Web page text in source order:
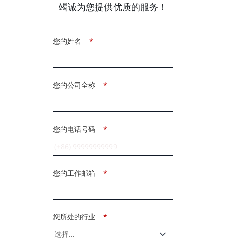
竭诚为您提供优质的服务！
*
您的姓名
*
您的公司全称
*
您的电话号码
*
您的工作邮箱
*
您所处的行业